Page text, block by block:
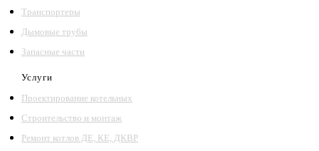
Транспортеры
Дымовые трубы
Запасные части
Услуги
Проектирование котельных
Строительство и монтаж
Ремонт котлов ДЕ, КЕ, ДКВР